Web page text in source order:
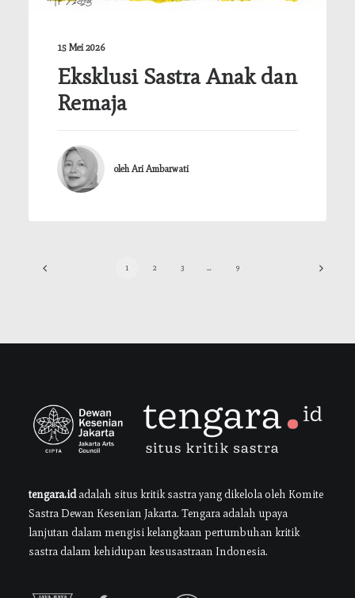
15 Mei 2026
Eksklusi Sastra Anak dan
Remaja
oleh Ari Ambarwati
1 2 3 … 9
tengara.idadalah situs kritik sastra yang dikelola oleh Komite
Sastra Dewan Kesenian Jakarta. Tengara adalah upaya
lanjutan dalam mengisi kelangkaan pertumbuhan kritik
sastra dalam kehidupan kesusastraan Indonesia.